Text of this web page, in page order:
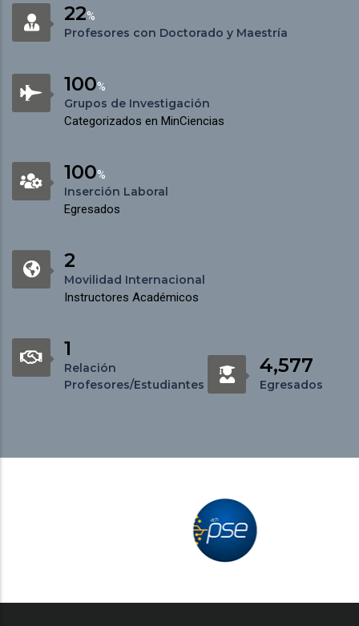
22%
Profesores con Doctorado y Maestría
100%
Grupos de Investigación
Categorizados en MinCiencias
100%
Inserción Laboral
Egresados
2
Movilidad Internacional
Instructores Académicos
1
Relación
Profesores/Estudiantes
4,577
Egresados